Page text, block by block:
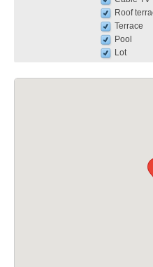
Roof
Terrace
Pool
Lot